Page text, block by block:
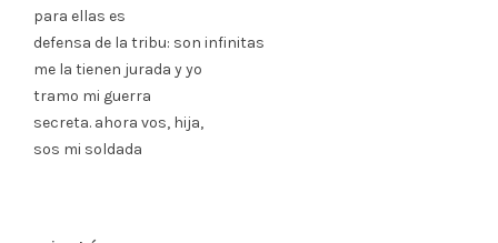
para ellas es
defensa de la tribu: son infinitas
me la tienen jurada y yo
tramo mi guerra
secreta. ahora vos, hija,
sos mi soldada